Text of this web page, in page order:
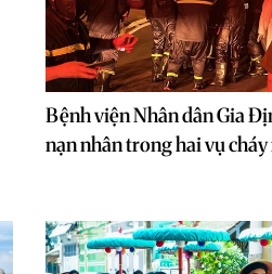
Bệnh viện Nhân dân Gia
nạn nhân trong hai vụ cháy